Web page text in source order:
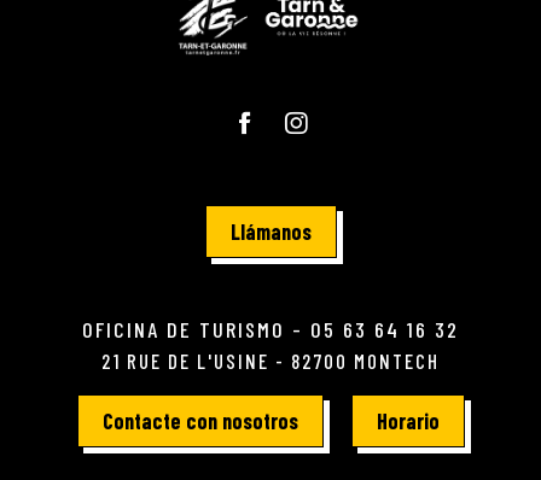
Llámanos
OFICINA DE TURISMO - 05 63 64 16 32
21 RUE DE L'USINE - 82700 MONTECH
Contacte con nosotros Horario